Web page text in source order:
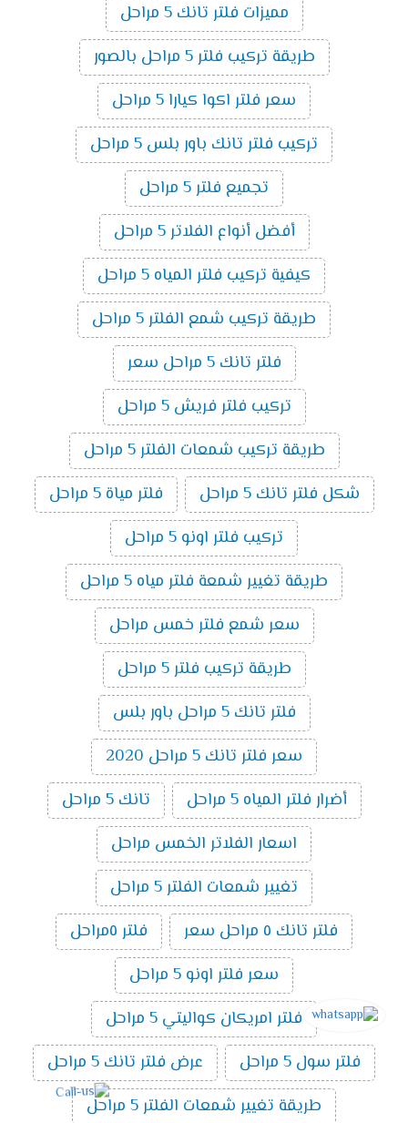
مميزات فلتر تانك 5 مراحل
طريقة تركيب فلتر 5 مراحل بالصور
سعر فلتر اكوا كيارا 5 مراحل
تركيب فلتر تانك باور بلس 5 مراحل
تجميع فلتر 5 مراحل
أفضل أنواع الفلاتر 5 مراحل
كيفية تركيب فلتر المياه 5 مراحل
طريقة تركيب شمع الفلتر 5 مراحل
فلتر تانك 5 مراحل سعر
تركيب فلتر فريش 5 مراحل
طريقة تركيب شمعات الفلتر 5 مراحل
شكل فلتر تانك 5 مراحل
فلتر مياة 5 مراحل
تركيب فلتر اونو 5 مراحل
طريقة تغيير شمعة فلتر مياه 5 مراحل
سعر شمع فلتر خمس مراحل
طريقة تركيب فلتر 5 مراحل
فلتر تانك 5 مراحل باور بلس
سعر فلتر تانك 5 مراحل 2020
أضرار فلتر المياه 5 مراحل
تانك 5 مراحل
اسعار الفلاتر الخمس مراحل
تغيير شمعات الفلتر 5 مراحل
فلتر تانك ٥ مراحل سعر
فلتر ٥مراحل
سعر فلتر اونو 5 مراحل
فلتر امريكان كواليتي 5 مراحل
فلتر سول 5 مراحل
عرض فلتر تانك 5 مراحل
طريقة تغيير شمعات الفلتر 5 مراحل